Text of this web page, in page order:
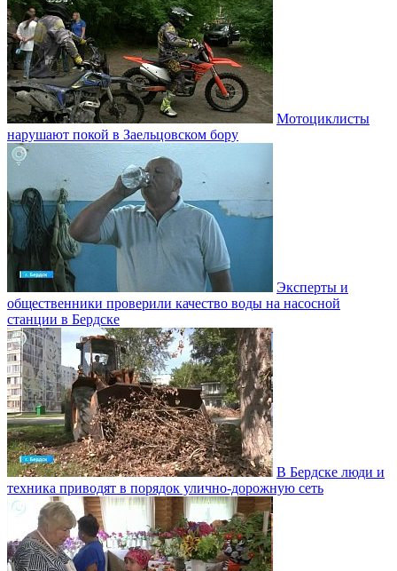
Мотоциклисты
нарушают покой в Заельцовском бору
Эксперты и
общественники проверили качество воды на насосной
станции в Бердске
В Бердске люди и
техника приводят в порядок улично‑дорожную сеть